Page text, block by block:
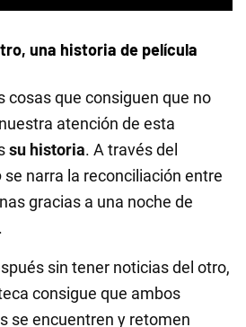
una historia de película
cosas que consiguen que no
atención de esta
su historia. A través del
se narra la reconciliación entre
gracias a una noche de
sin tener noticias del otro,
consigue que ambos
se encuentren y retomen